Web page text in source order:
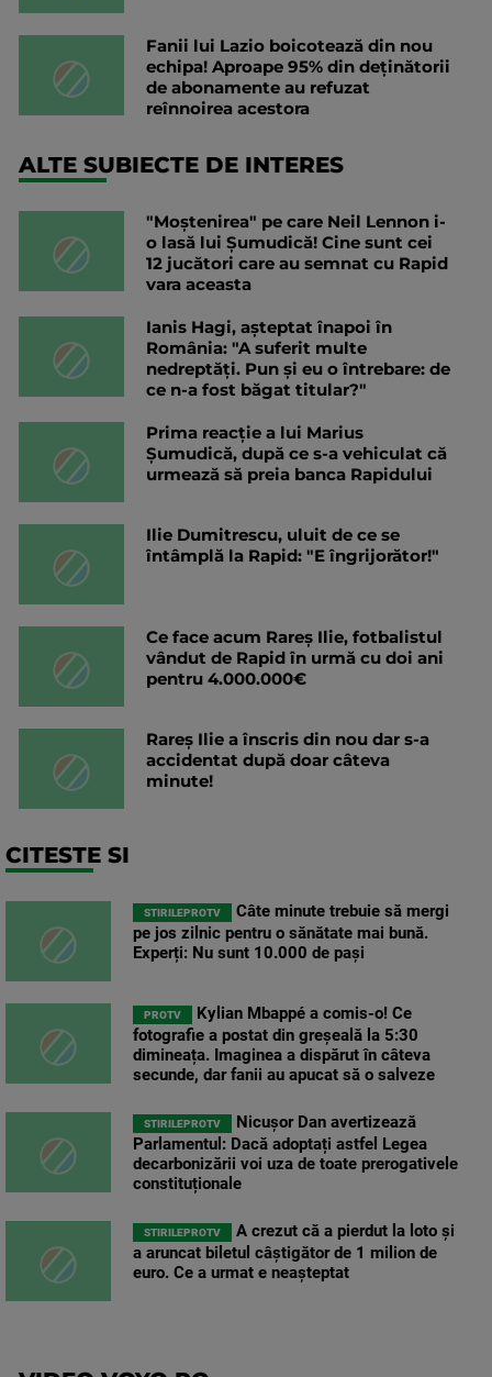
Fanii lui Lazio boicotează din nou
echipa! Aproape 95% din deținătorii
de abonamente au refuzat
reînnoirea acestora
ALTE SUBIECTE DE INTERES
"Moștenirea" pe care Neil Lennon i-
o lasă lui Șumudică! Cine sunt cei
12 jucători care au semnat cu Rapid
vara aceasta
Ianis Hagi, așteptat înapoi în
România: "A suferit multe
nedreptăți. Pun și eu o întrebare: de
ce n-a fost băgat titular?"
Prima reacție a lui Marius
Șumudică, după ce s-a vehiculat că
urmează să preia banca Rapidului
Ilie Dumitrescu, uluit de ce se
întâmplă la Rapid: "E îngrijorător!"
Ce face acum Rareș Ilie, fotbalistul
vândut de Rapid în urmă cu doi ani
pentru 4.000.000€
Rareș Ilie a înscris din nou dar s-a
accidentat după doar câteva
minute!
CITESTE SI
STIRILEPROTV
Câte minute trebuie să mergi
pe jos zilnic pentru o sănătate mai bună.
Experți: Nu sunt 10.000 de pași
PROTV
Kylian Mbappé a comis-o! Ce
fotografie a postat din greșeală la 5:30
dimineața. Imaginea a dispărut în câteva
secunde, dar fanii au apucat să o salveze
STIRILEPROTV
Nicușor Dan avertizează
Parlamentul: Dacă adoptați astfel Legea
decarbonizării voi uza de toate prerogativele
constituționale
STIRILEPROTV
A crezut că a pierdut la loto și
a aruncat biletul câștigător de 1 milion de
euro. Ce a urmat e neașteptat